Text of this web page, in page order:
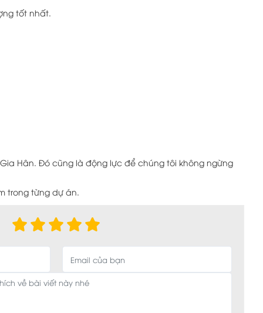
tốt nhất.
Hân. Đó cũng là động lực để chúng tôi không ngừng
trong từng dự án.